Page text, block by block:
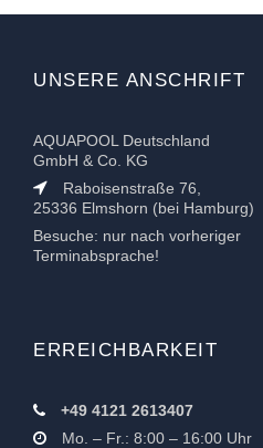
UNSERE ANSCHRIFT
AQUAPOOL Deutschland
GmbH & Co. KG
Raboisenstraße 76,
25336 Elmshorn (bei Hamburg)
Besuche: nur nach vorheriger
Terminabsprache!
ERREICHBARKEIT
+49 4121 2613407
Mo. – Fr.: 8:00 – 16:00 Uhr